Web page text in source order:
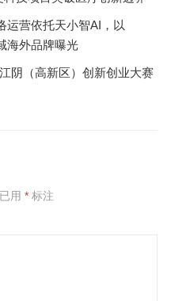
运营依托天小智AI，以
海外品牌曝光
阴（高新区）创新创业大赛
用 *标注